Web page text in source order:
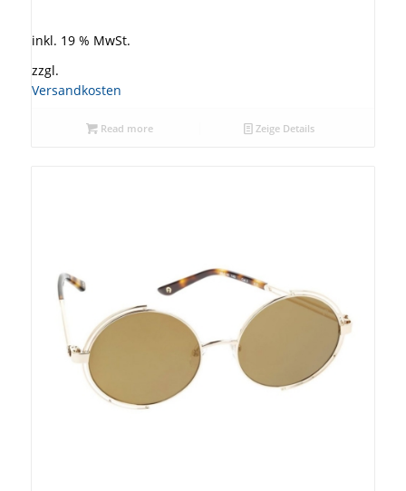
inkl. 19 % MwSt.
zzgl.
Versandkosten
Read more Zeige Details